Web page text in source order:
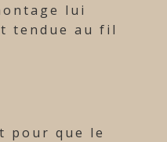
lui
tendue au fil
pour que le